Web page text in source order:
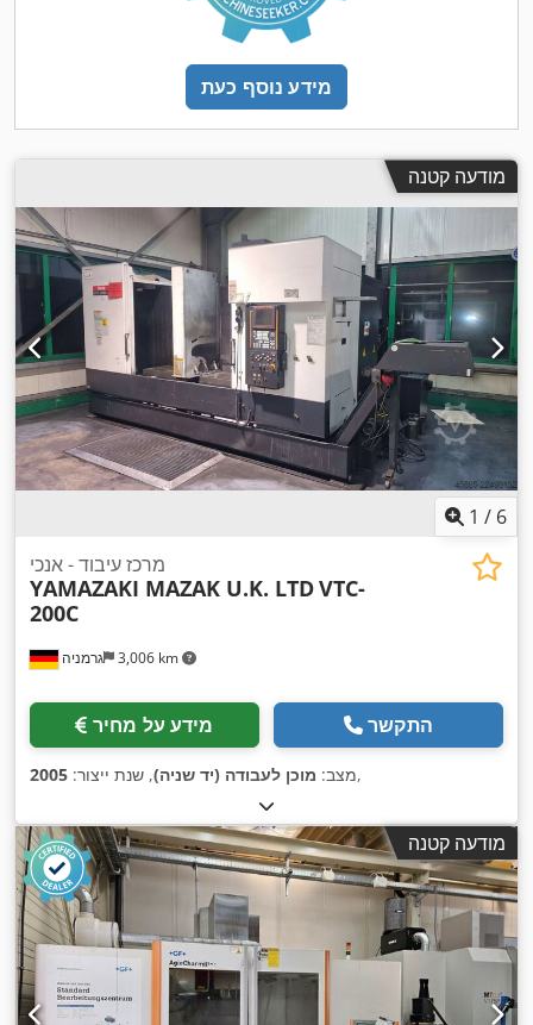
מידע נוסף כעת
מודעה קטנה
1 / 6
גרמניה 3,006 km
מרכז עיבוד - אנכי
YAMAZAKI MAZAK U.K. LTDVTC-
200C
מידע על מחיר התקשר
מצב: מוכן לעבודה (יד שניה), שנת ייצור: 2005 ,
מודעה קטנה